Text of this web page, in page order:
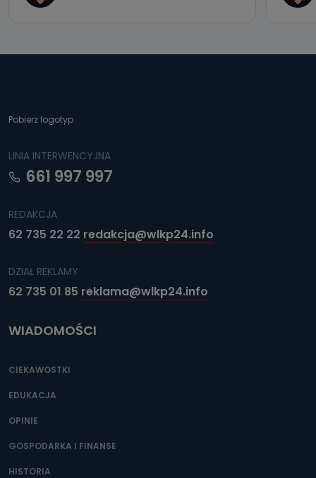
Pobierz logotyp
LINIA INTERWENCYJNA
661 997 997
REDAKCJA
62 735 22 22 redakcja@wlkp24.info
DZIAŁ REKLAMY
62 735 01 85 reklama@wlkp24.info
WIADOMOŚCI
CIEKAWOSTKI
EDUKACJA
OPINIE
GOSPODARKA I FINANSE
HISTORIA